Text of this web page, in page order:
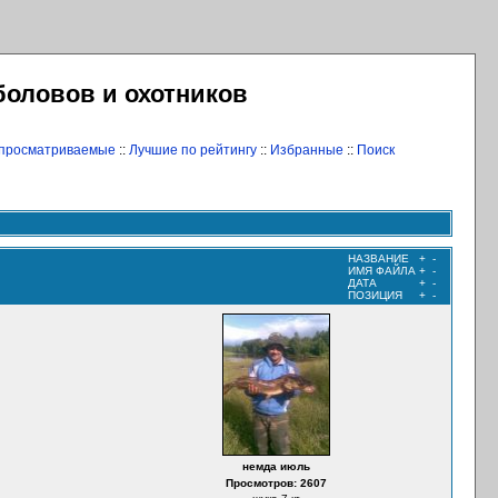
и охотников
:: Лучшие по рейтингу:: Избранные :: Поиск
НАЗВАНИЕ + -
ИМЯ ФАЙЛА + -
ДАТА
+ -
ПОЗИЦИЯ
+ -
немда июль
Просмотров: 2607